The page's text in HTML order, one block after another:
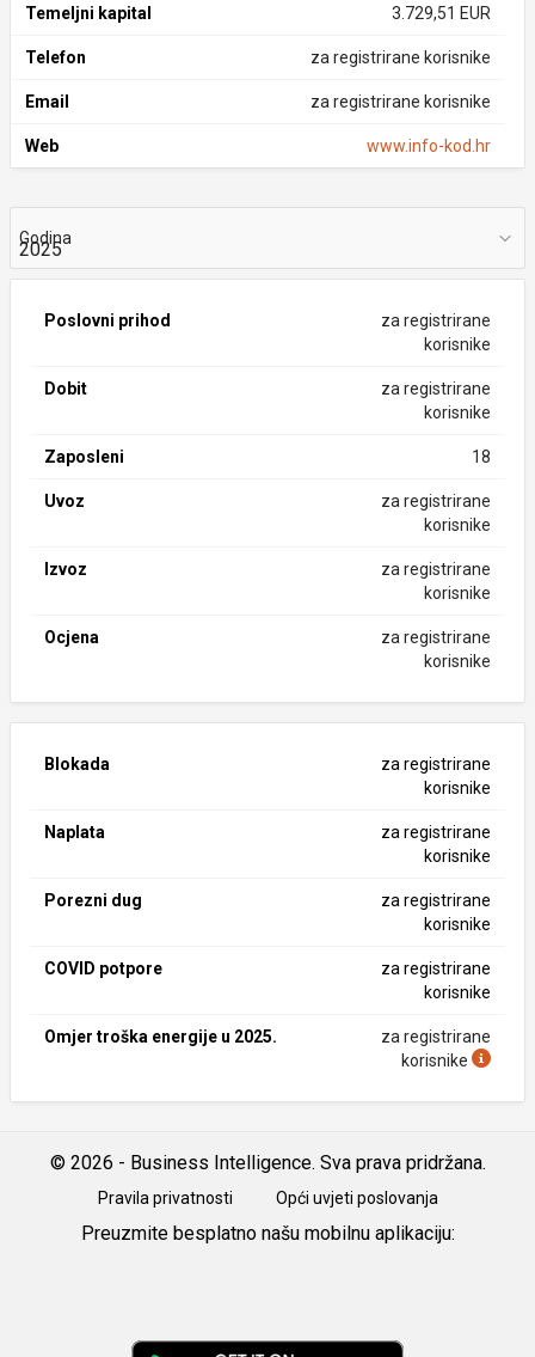
Temeljni kapital 3.729,51 EUR
Telefon za registrirane korisnike
Email za registrirane korisnike
Web www.info-kod.hr
Godina
Poslovni prihod
za registrirane
korisnike
Dobit
za registrirane
korisnike
Zaposleni 18
Uvoz
za registrirane
korisnike
Izvoz
za registrirane
korisnike
Ocjena
za registrirane
korisnike
Blokada
za registrirane
korisnike
Naplata
za registrirane
korisnike
Porezni dug
za registrirane
korisnike
COVID potpore
za registrirane
korisnike
Omjer troška energije u 2025.
za registrirane
korisnike
© 2026 - Business Intelligence. Sva prava pridržana.
Pravila privatnosti Opći uvjeti poslovanja
Preuzmite besplatno našu mobilnu aplikaciju: